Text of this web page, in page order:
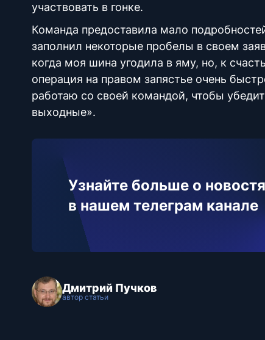
участвовать в гонке.
Команда предоставила мало
заполнил некоторые пробелы в своем
когда моя шина угодила в яму, но, к
операция на правом запястье очень
работаю со своей командой, чтобы
выходные».
Узнайте больше о
в нашем телеграм канале
Дмитрий Пучков
автор статьи